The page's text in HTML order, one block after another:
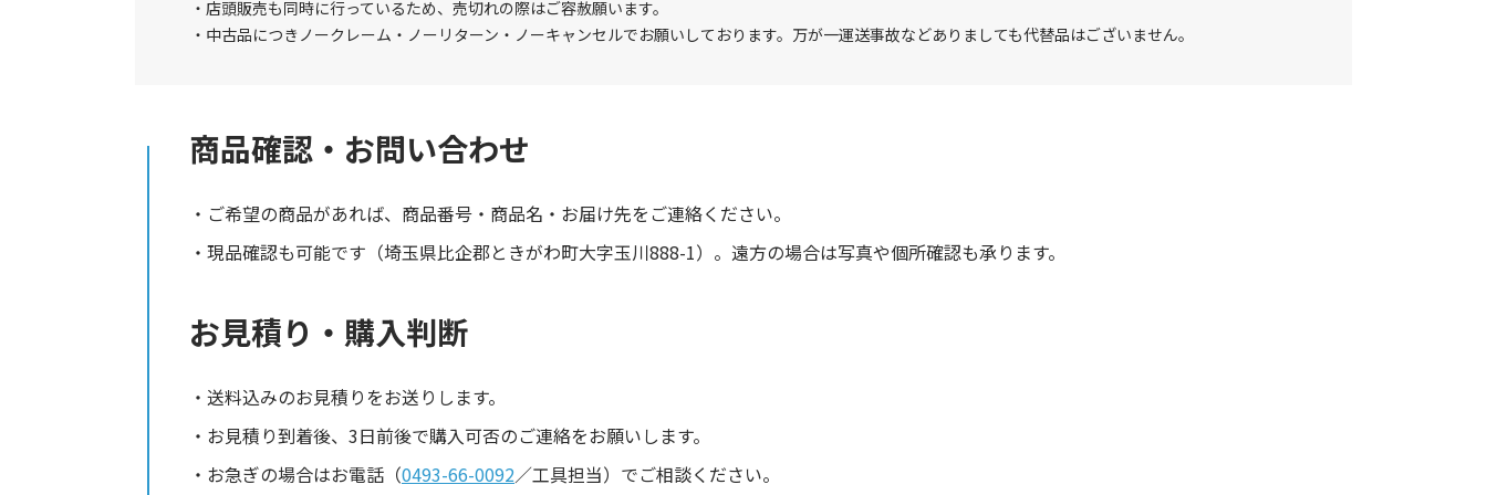
店頭販売も同時に行っているため、売切れの際はご容赦願います。
中古品につきノークレーム・ノーリターン・ノーキャンセルでお願いしております。万が一運送事故などありましても代替品はございません。
商品確認・お問い合わせ
ご希望の商品があれば、商品番号・商品名・お届け先をご連絡ください。
現品確認も可能です（埼玉県比企郡ときがわ町大字玉川888-1）。遠方の場合は写真や個所確認も承ります。
お見積り・購入判断
送料込みのお見積りをお送りします。
お見積り到着後、3日前後で購入可否のご連絡をお願いします。
お急ぎの場合はお電話（0493-66-0092／工具担当）でご相談ください。